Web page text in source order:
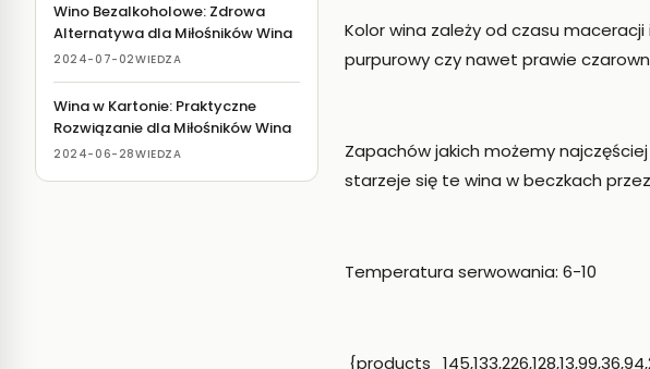
Wino Bezalkoholowe: Zdrowa
Alternatywa dla Miłośników Wina
2024-07-02WIEDZA
Wina w Kartonie: Praktyczne
Rozwiązanie dla Miłośników Wina
2024-06-28WIEDZA
Kolor wina zależy od czasu
purpurowy czy nawet prawie
Zapachów jakich możemy
starzeje się te wina w beczkach
Temperatura serwowania: 6-10